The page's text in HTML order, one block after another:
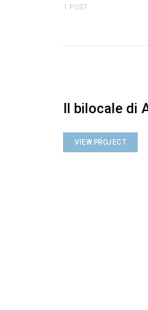
1 POST
Il bilocale di
VIEW PROJECT